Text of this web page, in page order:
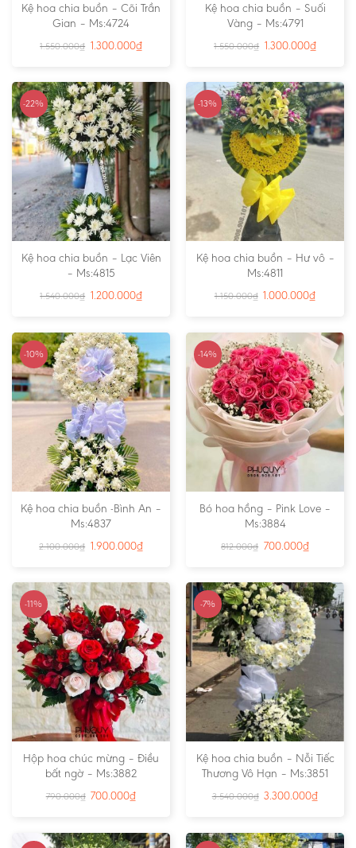
Kệ hoa chia buồn – Cõi Trần
Gian – Ms:4724
1.550.000₫ 1.300.000₫
Kệ hoa chia buồn – Suối
Vàng – Ms:4791
1.550.000₫ 1.300.000₫
-22%
Kệ hoa chia buồn – Lạc Viên
– Ms:4815
1.540.000₫ 1.200.000₫
-13%
Kệ hoa chia buồn – Hư vô –
Ms:4811
1.150.000₫ 1.000.000₫
-10%
Kệ hoa chia buồn -Bình An –
Ms:4837
2.100.000₫ 1.900.000₫
-14%
Bó hoa hồng – Pink Love –
Ms:3884
812.000₫ 700.000₫
-11%
Hộp hoa chúc mừng – Điều
bất ngờ – Ms:3882
790.000₫ 700.000₫
-7%
Kệ hoa chia buồn – Nỗi Tiếc
Thương Vô Hạn – Ms:3851
3.540.000₫ 3.300.000₫